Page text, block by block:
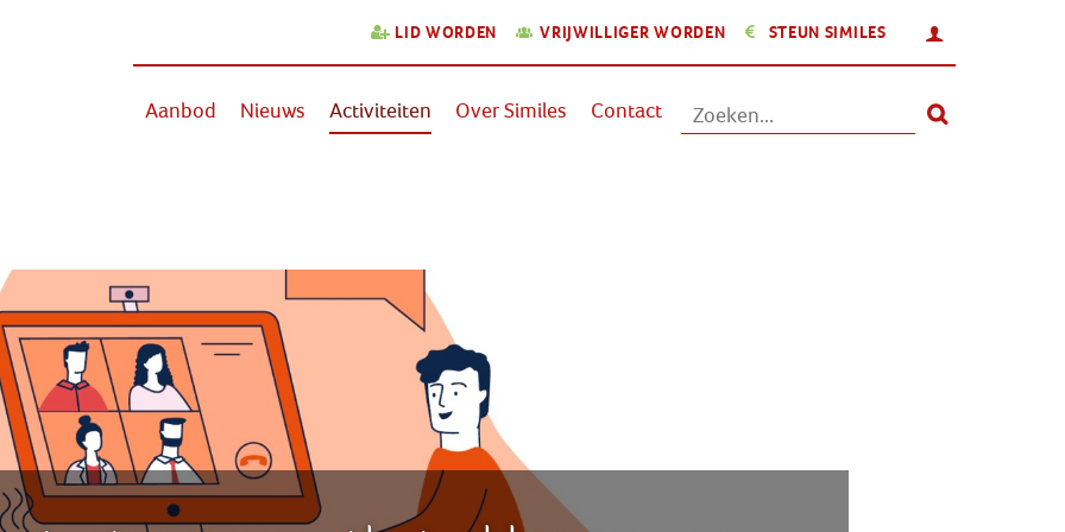
LID WORDEN VRIJWILLIGER WORDEN STEUN SIMILES
Aanbod Nieuws Activiteiten Over Similes Contact
Steun Similes